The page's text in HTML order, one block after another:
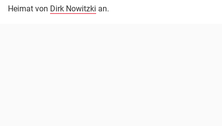
Heimat von Dirk Nowitzki an.